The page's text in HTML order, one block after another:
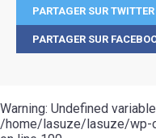
PARTAGER SUR TWITTER
PARTAGER SUR
Warning: Undefined
/home/lasuze/lasuze/wp-